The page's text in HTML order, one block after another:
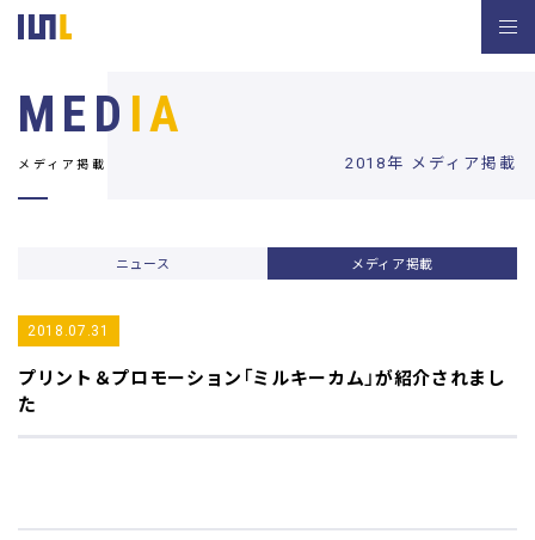
2018年 メディア掲載
MED IA
メディア掲載
ニュース メディア掲載
2018.07.31
プリント＆プロモーション 「ミルキーカム」が紹介されまし
た